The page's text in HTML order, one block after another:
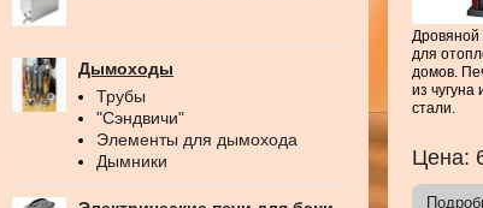
Дымоходы
Трубы
"Сэндвичи"
Элементы для дымохода
Дымники
Дровяной
для
домов.
из чугуна
стали.
Цена: